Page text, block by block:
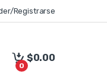
Registrarse
0
$0.00